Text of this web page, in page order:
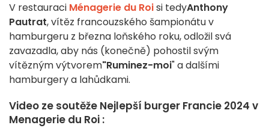
V restauraci Ménagerie du Roisi tedyAnthony
Pautrat, vítěz francouzského šampionátu v
hamburgeru z března loňského roku, odložil svá
zavazadla, aby nás (konečně) pohostil svým
vítězným výtvorem"Ruminez-moi" a dalšími
hamburgery a lahůdkami.
Video ze soutěže Nejlepší burger Francie 2024 v
Menagerie du Roi :